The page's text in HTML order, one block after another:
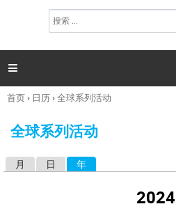
搜
索

你
这
首页› 日历›全球系列活动
全球系列活动
月 日 年
2024